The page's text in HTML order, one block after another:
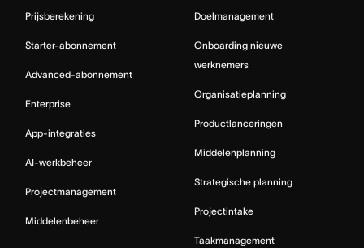
Prijsberekening
Starter-abonnement
Advanced-abonnement
Enterprise
App-integraties
AI-werkbeheer
Projectmanagement
Middelenbeheer
Doelmanagement
Onboarding nieuwe
werknemers
Organisatieplanning
Productlanceringen
Middelenplanning
Strategische planning
Projectintake
Taakmanagement